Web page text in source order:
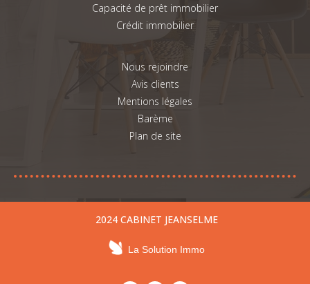
Capacité de prêt immobilier
Crédit immobilier
Nous rejoindre
Avis clients
Mentions légales
Barème
Plan de site
2024 CABINET JEANSELME
La Solution Immo